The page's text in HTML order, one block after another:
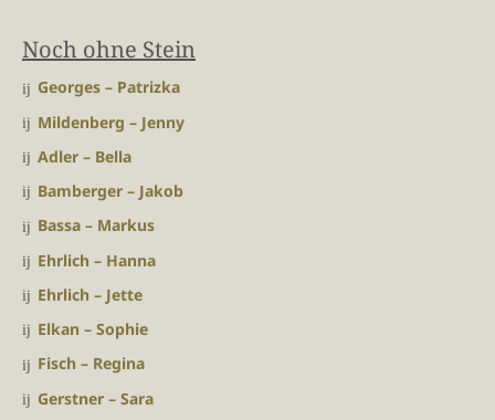
Noch ohne Stein
Georges – Patrizka
Mildenberg – Jenny
Adler – Bella
Bamberger – Jakob
Bassa – Markus
Ehrlich – Hanna
Ehrlich – Jette
Elkan – Sophie
Fisch – Regina
Gerstner – Sara